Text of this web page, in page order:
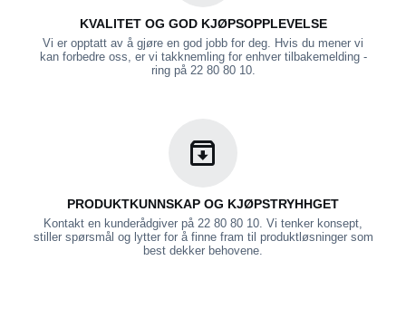
KVALITET OG GOD KJØPSOPPLEVELSE
Vi er opptatt av å gjøre en god jobb for deg. Hvis du mener vi
kan forbedre oss, er vi takknemling for enhver tilbakemelding -
ring på 22 80 80 10.
PRODUKTKUNNSKAP OG KJØPSTRYHHGET
Kontakt en kunderådgiver på 22 80 80 10. Vi tenker konsept,
stiller spørsmål og lytter for å finne fram til produktløsninger som
best dekker behovene.